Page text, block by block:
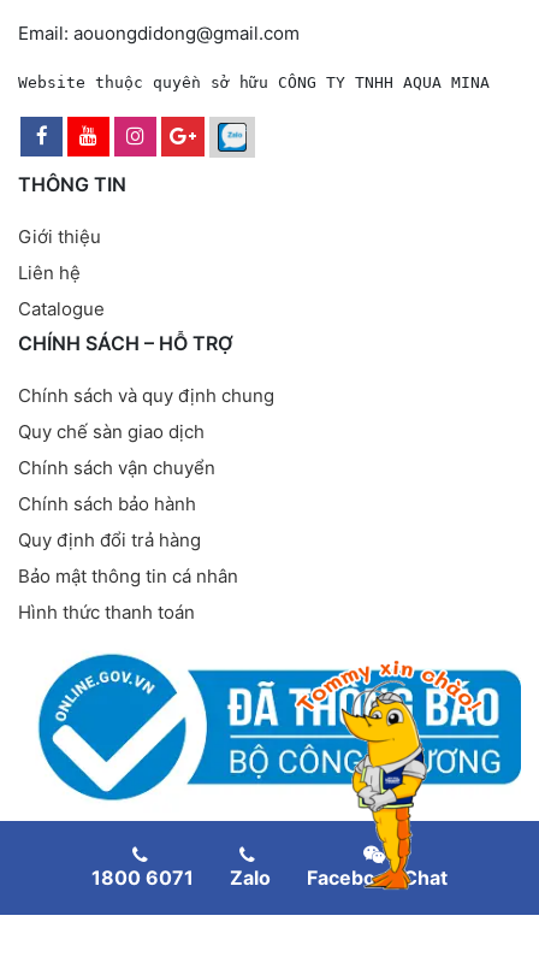
Email: aouongdidong@gmail.com
Website thuộc quyền sở hữu CÔNG TY TNHH AQUA MINA
THÔNG TIN
Giới thiệu
Liên hệ
Catalogue
CHÍNH SÁCH – HỖ TRỢ
Chính sách và quy định chung
Quy chế sàn giao dịch
Chính sách vận chuyển
Chính sách bảo hành
Quy định đổi trả hàng
Bảo mật thông tin cá nhân
Hình thức thanh toán
1800 6071
Zalo Facebook Chat